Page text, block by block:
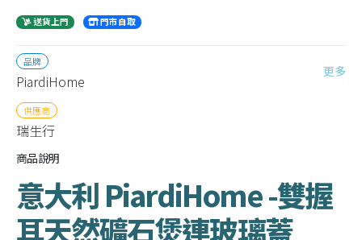
送貨上門 門市自取
品牌
PiardiHome
更多
供應商
瑞生行
商品說明
意大利 PiardiHome -雙握
耳天然礦石煲連玻璃蓋